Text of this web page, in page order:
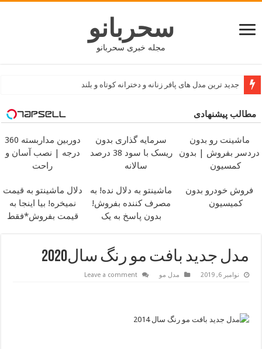
سحربانو
مجله خبری سحربانو
جدید ترین مدل های پافر زنانه و دخترانه کوتاه و بلند
مطالب پیشنهادی
ماشینت رو بدون
دردسر بفروش | بدون
کمسیون
سرمایه گذاری بدون
ریسک با سود 38 درصد
سالانه
دوربین مداربسته 360
درجه | نصب آسان و
راحت
فروش خودرو بدون
کمیسیون
ماشینتو به دلال نده! به
مصرف کننده بفروش!
بدون پاسخ به یک
دلال ماشینتو به قیمت
نمیخره! بیا اینجا به
قیمت بفروش*فقط
مدل جدید بافت مو رنگ سال2020
نوامبر 6, 2019 مدل مو Leave a comment